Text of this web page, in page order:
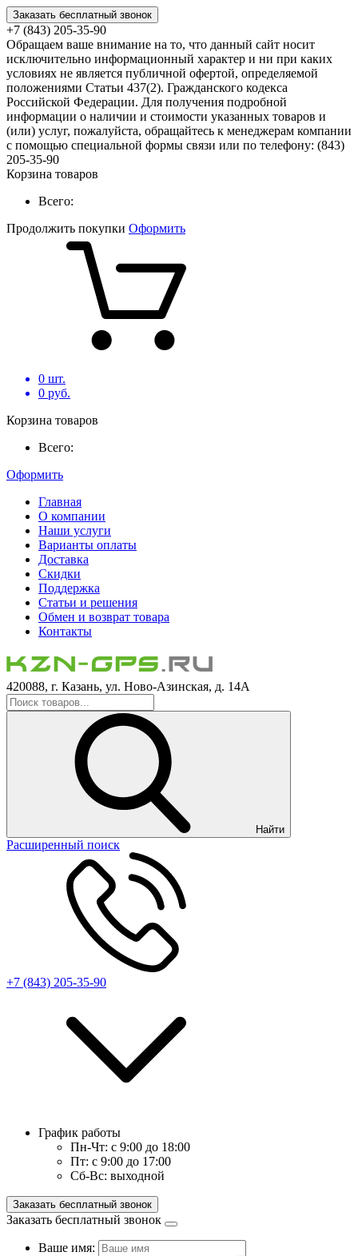
Заказать бесплатный звонок
+7 (843) 205-35-90
Обращаем ваше внимание на то, что данный сайт носит
исключительно информационный характер и ни при каких
условиях не является публичной офертой, определяемой
положениями Статьи 437(2). Гражданского кодекса
Российской Федерации. Для получения подробной
информации о наличии и стоимости указанных товаров и
(или) услуг, пожалуйста, обращайтесь к менеджерам компании
с помощью специальной формы связи или по телефону: (843)
205-35-90
Корзина товаров
Всего:
Продолжить покупки Оформить
0 шт.
0 руб.
Корзина товаров
Всего:
Оформить
Главная
О компании
Наши услуги
Варианты оплаты
Доставка
Скидки
Поддержка
Статьи и решения
Обмен и возврат товара
Контакты
420088, г. Казань, ул. Ново-Азинская, д. 14А
Найти
Расширенный поиск
+7 (843) 205-35-90
График работы
Пн-Чт: с 9:00 до 18:00
Пт: с 9:00 до 17:00
Сб-Вс: выходной
Заказать бесплатный звонок
Заказать бесплатный звонок
Ваше имя: